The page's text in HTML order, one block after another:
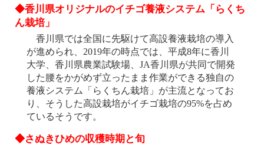
◆香川県オリジナルのイチゴ養液システム「らくち
ん栽培」
香川県では全国に先駆けて高設養液栽培の導入
が進められ、2019年の時点では、平成8年に香川
大学、香川県農業試験場、JA香川県が共同で開発
した腰をかがめず立ったまま作業ができる独自の
養液システム「らくちん栽培」が主流となってお
り、そうした高設栽培がイチゴ栽培の95%を占め
ているそうです。
◆さぬきひめの収穫時期と旬